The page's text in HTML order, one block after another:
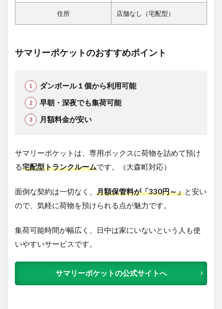
住所 店舗なし（宅配型）
サマリーポケットのおすすめポイント
ダンボール１個から利用可能
早朝・深夜でも集荷可能
月額料金が安い
サマリーポケットは、専用ボックスに荷物を詰めて預け
る宅配型トランクルームです。（大森町対応）
面倒な契約は一切なく、 月額保管料が「330円～」と安い
ので、気軽に荷物を預けられる点が魅力です。
集荷可能時間が幅広く、日中は家にいないという人も使
いやすいサービスです。
サマリーポケットの公式サイトへ